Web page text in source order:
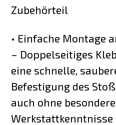
Zubehörteil
• Einfache Montage
– Doppelseitiges
eine schnelle,
Befestigung des
auch ohne besondere
Werkstattkenntnisse